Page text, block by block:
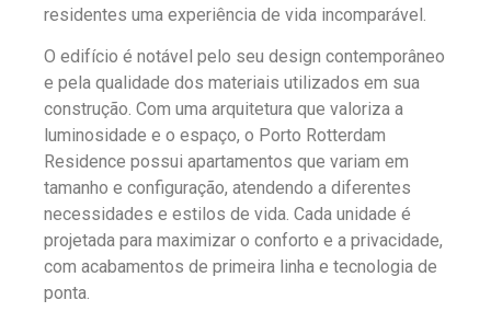
residentes uma experiência de vida incomparável.
O edifício é notável pelo seu design contemporâneo
e pela qualidade dos materiais utilizados em sua
construção. Com uma arquitetura que valoriza a
luminosidade e o espaço, o Porto Rotterdam
Residence possui apartamentos que variam em
tamanho e configuração, atendendo a diferentes
necessidades e estilos de vida. Cada unidade é
projetada para maximizar o conforto e a privacidade,
com acabamentos de primeira linha e tecnologia de
ponta.